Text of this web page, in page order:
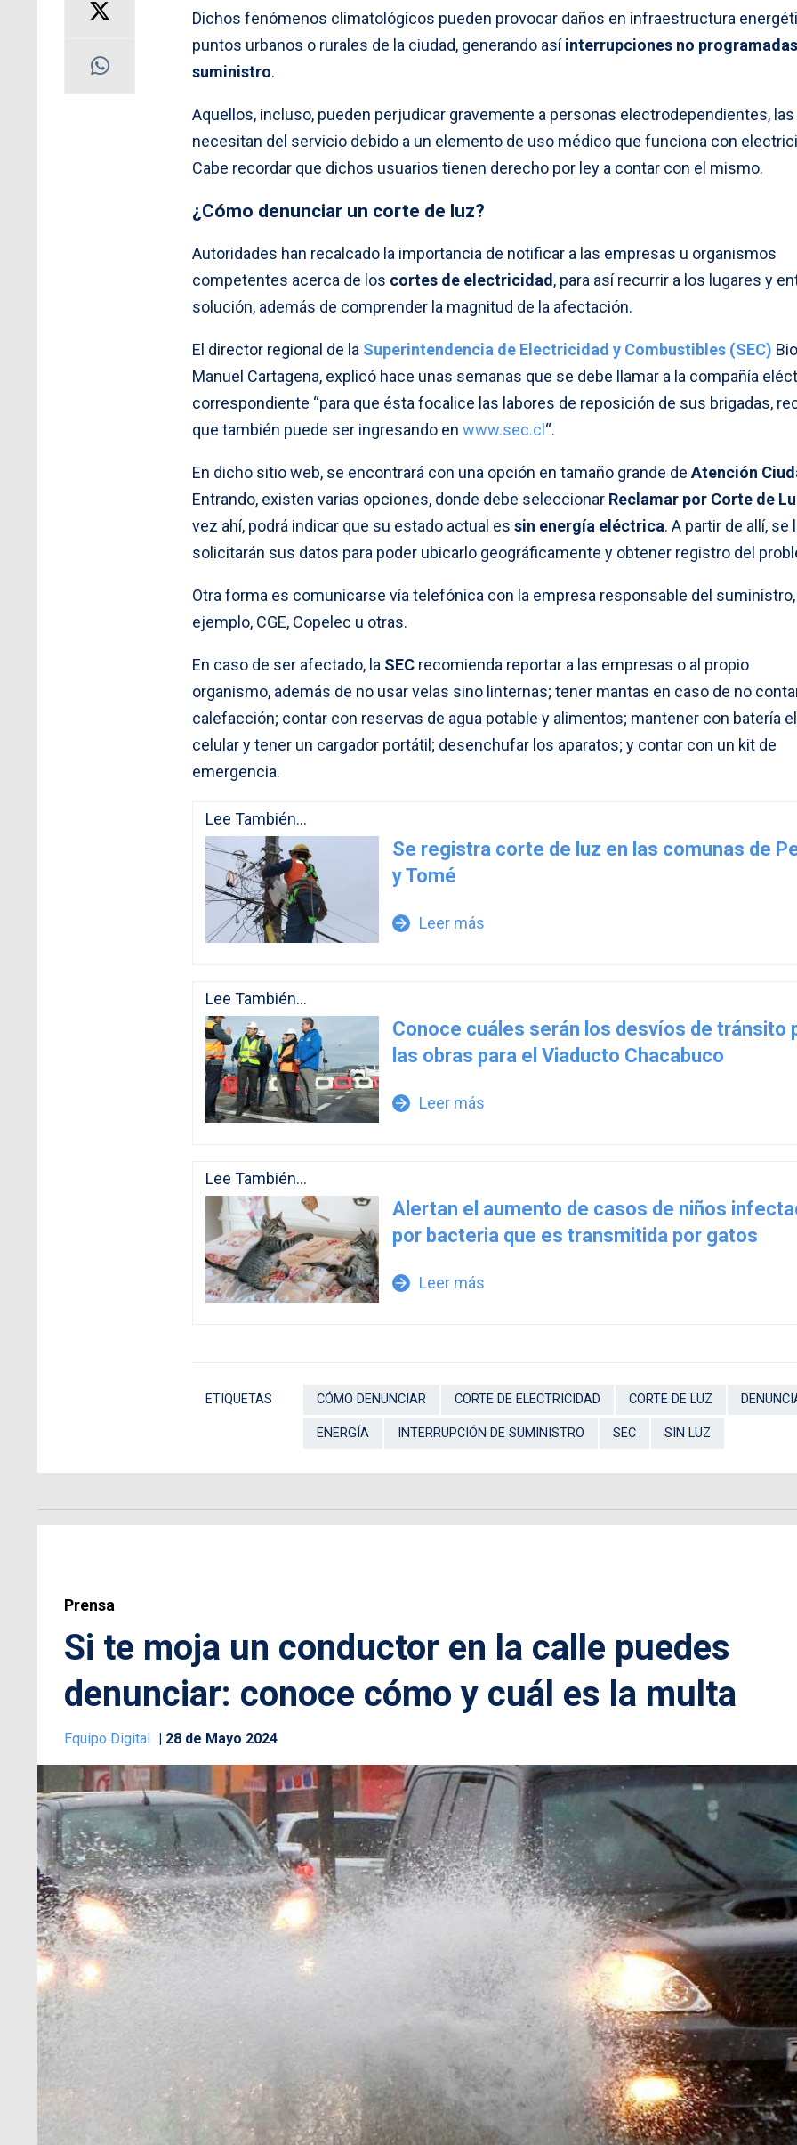
Dichos fenómenos climatológicos pueden provocar daños en infraestructura
puntos urbanos o rurales de la ciudad, generando asíinterrupciones no
suministro.
Aquellos, incluso, pueden perjudicar gravemente a personas electrodependientes,
necesitan del servicio debido a un elemento de uso médico que funciona con
Cabe recordar que dichos usuarios tienen derecho por ley a contar con el mismo.
¿Cómo denunciar un corte de luz?
Autoridades han recalcado la importancia de notificar a las empresas u organismos
competentes acerca de los cortes de electricidad , para así recurrir a los lugares y
solución, además de comprender la magnitud de la afectación.
El director regional de la Superintendencia de Electricidad y Combustibles (SEC)
Manuel Cartagena, explicó hace unas semanas que se debe llamar a la compañía
correspondiente “para que ésta focalice las labores de reposición de sus brigadas,
que también puede ser ingresando en www.sec.cl “.
En dicho sitio web, se encontrará con una opción en tamaño grande de Atención
Entrando, existen varias opciones, donde debe seleccionar Reclamar por Corte de
vez ahí, podrá indicar que su estado actual es sin energía eléctrica. A partir de allí, se
solicitarán sus datos para poder ubicarlo geográficamente y obtener registro del
Otra forma es comunicarse vía telefónica con la empresa responsable del
ejemplo, CGE, Copelec u otras.
En caso de ser afectado, la SEC recomienda reportar a las empresas o al propio
organismo, además de no usar velas sino linternas; tener mantas en caso de no
calefacción; contar con reservas de agua potable y alimentos; mantener con batería el
celular y tener un cargador portátil; desenchufar los aparatos; y contar con un kit de
emergencia.
Lee También...
Se registra corte de luz en las comunas de
y Tomé
arrow_forward Leer más
Lee También...
Conoce cuáles serán los desvíos de tránsito
las obras para el Viaducto Chacabuco
arrow_forward Leer más
Lee También...
Alertan el aumento de casos de niños
por bacteria que es transmitida por gatos
arrow_forward Leer más
ETIQUETAS CÓMO DENUNCIAR CORTE DE ELECTRICIDAD CORTE DE LUZ
ENERGÍA INTERRUPCIÓN DE SUMINISTRO SEC SIN LUZ
Prensa
Si te moja un conductor en la calle puedes
denunciar: conoce cómo y cuál es la multa
Equipo Digital 28 de Mayo 2024